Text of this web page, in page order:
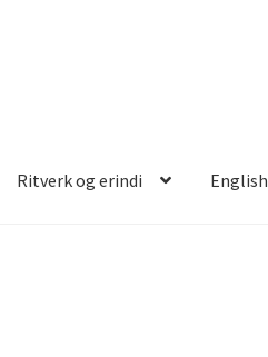
Ritverk og erindi English